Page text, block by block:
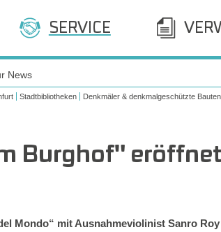
SERVICE
News
Stadtbibliotheken Denkmäler & denkmalgeschützte Bauten
Burghof"
Mondo“ mit Ausnahmeviolinist Sanro